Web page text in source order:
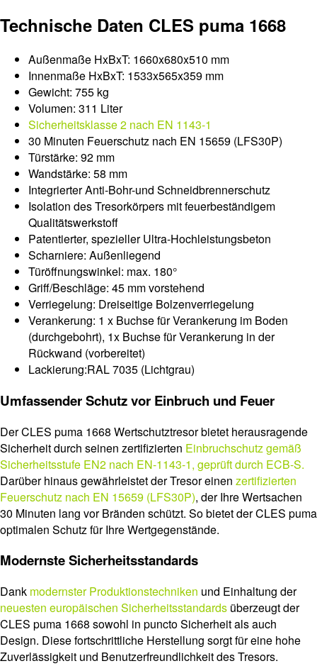
Technische Daten CLES puma 1668
Außenmaße HxBxT: 1660x680x510 mm
Innenmaße HxBxT: 1533x565x359 mm
Gewicht: 755 kg
Volumen: 311 Liter
Sicherheitsklasse 2 nach EN 1143-1
30 Minuten Feuerschutz nach EN 15659 (LFS30P)
Türstärke: 92 mm
Wandstärke: 58 mm
Integrierter Anti-Bohr-und Schneidbrennerschutz
Isolation des Tresorkörpers mit feuerbeständigem
Qualitätswerkstoff
Patentierter, spezieller Ultra-Hochleistungsbeton
Scharniere: Außenliegend
Türöffnungswinkel: max. 180°
Griff/Beschläge: 45 mm vorstehend
Verriegelung: Dreiseitige Bolzenverriegelung
Verankerung: 1 x Buchse für Verankerung im Boden
(durchgebohrt), 1x Buchse für Verankerung in der
Rückwand (vorbereitet)
Lackierung:RAL 7035 (Lichtgrau)
Umfassender Schutz vor Einbruch und Feuer
Der CLES puma 1668 Wertschutztresor bietet herausragende
Sicherheit durch seinen zertifizierten Einbruchschutz gemäß
Sicherheitsstufe EN2 nach EN-1143-1, geprüft durch ECB-S.
Darüber hinaus gewährleistet der Tresor einen zertifizierten
Feuerschutz nach EN 15659 (LFS30P), der Ihre Wertsachen
30 Minuten lang vor Bränden schützt. So bietet der CLES puma
optimalen Schutz für Ihre Wertgegenstände.
Modernste Sicherheitsstandards
Dank modernster Produktionstechniken und Einhaltung der
neuesten europäischen Sicherheitsstandards überzeugt der
CLES puma 1668 sowohl in puncto Sicherheit als auch
Design. Diese fortschrittliche Herstellung sorgt für eine hohe
Zuverlässigkeit und Benutzerfreundlichkeit des Tresors.